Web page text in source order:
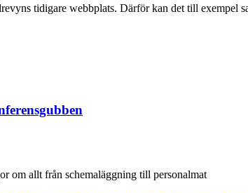
tidigare webbplats. Därför kan det till exempel
om allt från schemaläggning till personalmat